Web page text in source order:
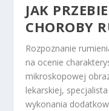
JAK
CHOROBY
Rozpoznanie
na ocenie
mikroskopowej
lekarskiej,
wykonania